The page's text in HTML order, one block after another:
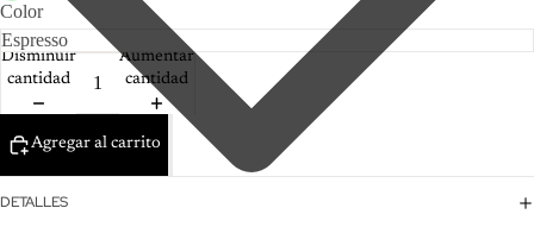
Color
Disminuir
cantidad
Aumentar
cantidad
Agregar al carrito
DETALLES